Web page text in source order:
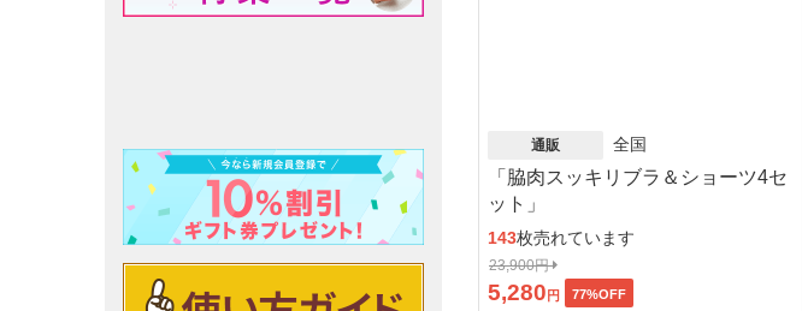
通販 全国
「脇肉スッキリブラ＆ショーツ4セ
ット」
143枚売れています
23,900円
5,280 円 77%OFF